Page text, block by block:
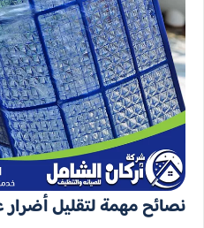
نصائح مهمة لتقليل